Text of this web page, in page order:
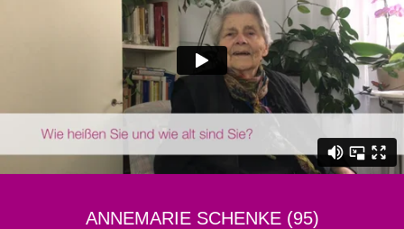
ANNEMARIE SCHENKE (95)